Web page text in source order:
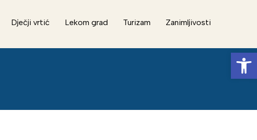
Dječji vrtić Lekom grad Turizam
Zanimljivosti